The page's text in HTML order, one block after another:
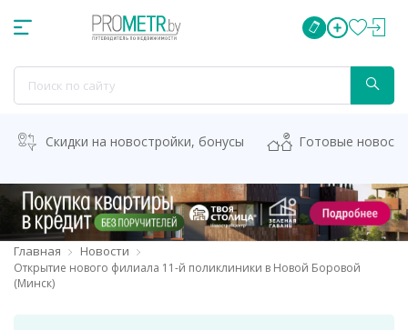
Скидки на новостройки, бонусы Готовые
Главная Новости
Открытие нового филиала 11-й поликлиники в Новой Боровой
(Минск)